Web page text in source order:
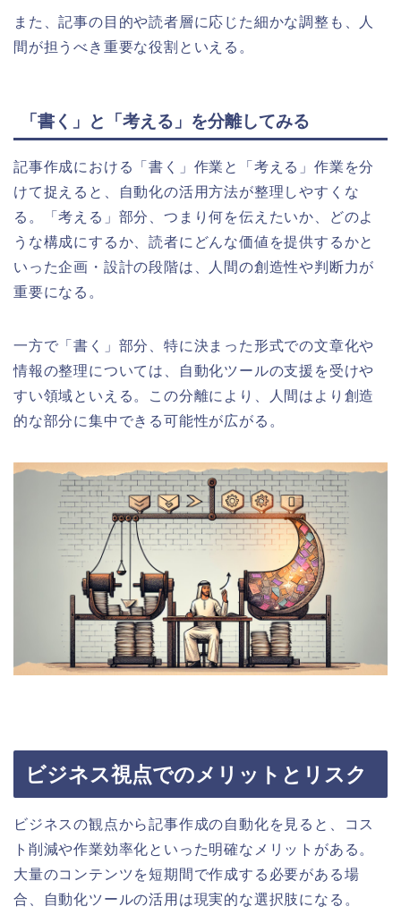
また、記事の目的や読者層に応じた細かな調整も、人
間が担うべき重要な役割といえる。
「書く」と「考える」を分離してみる
記事作成における「書く」作業と「考える」作業を分
けて捉えると、自動化の活用方法が整理しやすくな
る。「考える」部分、つまり何を伝えたいか、どのよ
うな構成にするか、読者にどんな価値を提供するかと
いった企画・設計の段階は、人間の創造性や判断力が
重要になる。
一方で「書く」部分、特に決まった形式での文章化や
情報の整理については、自動化ツールの支援を受けや
すい領域といえる。この分離により、人間はより創造
的な部分に集中できる可能性が広がる。
ビジネス視点でのメリットとリスク
ビジネスの観点から記事作成の自動化を見ると、コス
ト削減や作業効率化といった明確なメリットがある。
大量のコンテンツを短期間で作成する必要がある場
合、自動化ツールの活用は現実的な選択肢になる。